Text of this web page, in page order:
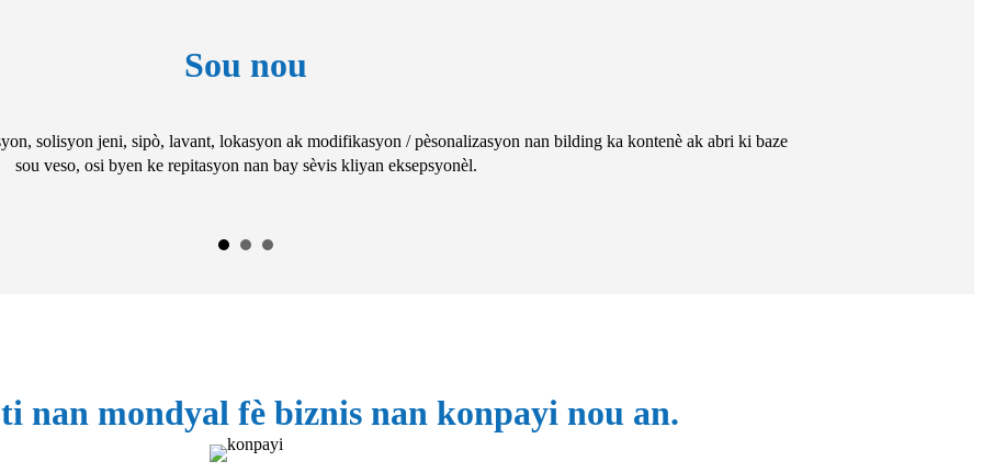
Sou nou
kenbe yon prezans entènasyonal ak kote nan pwovens Lazi, Amerik, Ostrali ak Ewòp.
nan mondyal fè biznis nan konpayi nou an.